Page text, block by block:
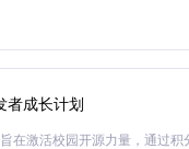
的Widget API规
进式播放，配合标注工
者成长计划